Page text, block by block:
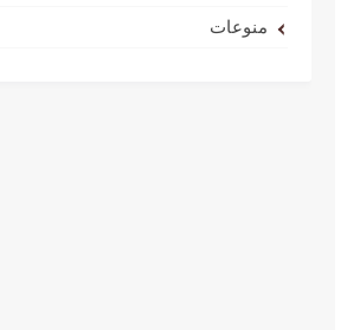
منوعات